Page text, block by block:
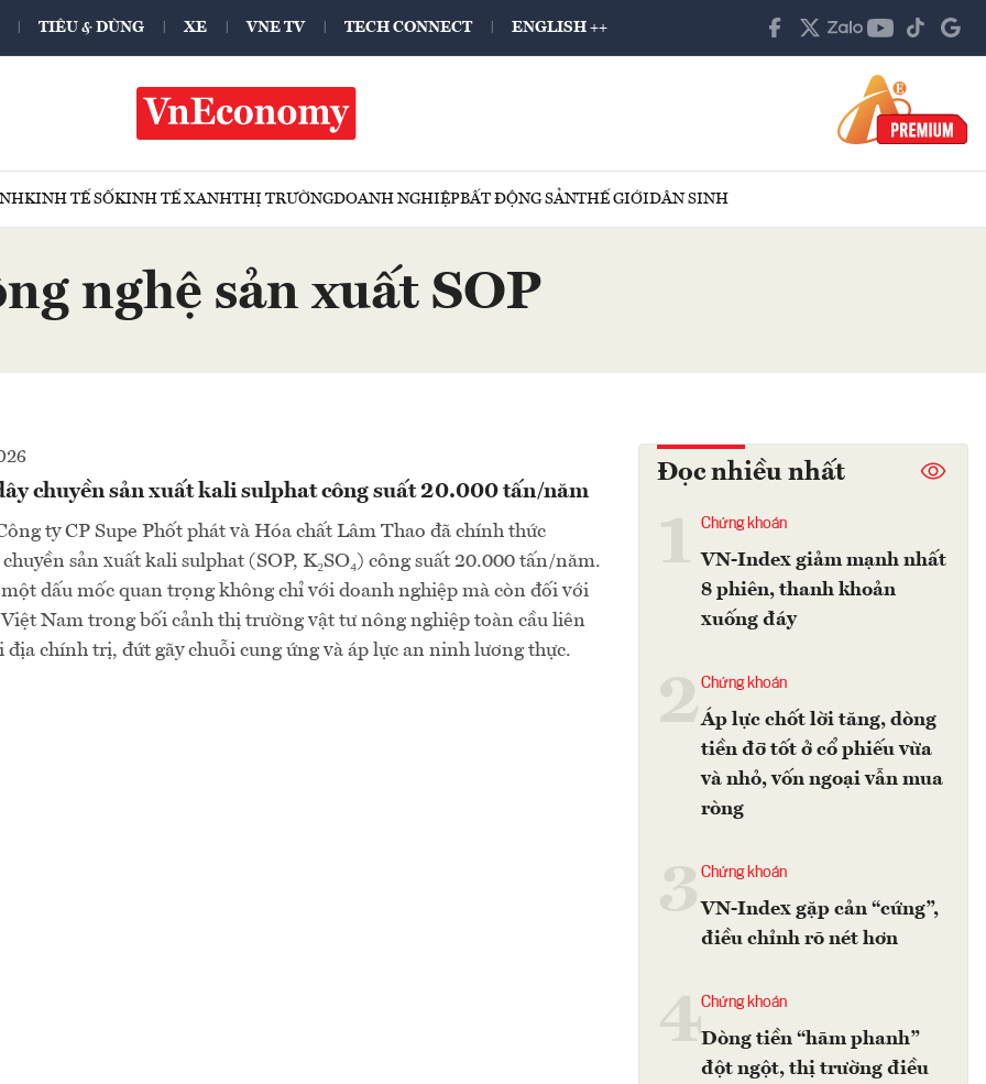
TIÊU & DÙNG XE VNE TV TECH CONNECT ENGLISH ++
KINH TẾ SỐKINH TẾ XANHTHỊ TRƯỜNGDOANH NGHIỆPBẤT ĐỘNG SẢNTHẾ GIỚIDÂN SINH
nghệ sản xuất SOP
chuyền sản xuất kali sulphat công suất 20.000 tấn/năm
ty CP Supe Phốt phát và Hóa chất Lâm Thao đã chính thức
sản xuất kali sulphat (SOP, K₂SO₄) công suất 20.000 tấn/năm.
dấu mốc quan trọng không chỉ với doanh nghiệp mà còn đối với
Nam trong bối cảnh thị trường vật tư nông nghiệp toàn cầu liên
địa chính trị, đứt gãy chuỗi cung ứng và áp lực an ninh lương thực.
Đọc nhiều nhất
Chứng khoán
VN-Index giảm mạnh nhất
8 phiên, thanh khoản
xuống đáy
2Chứng khoán
Áp lực chốt lời tăng, dòng
tiền đỡ tốt ở cổ phiếu vừa
và nhỏ, vốn ngoại vẫn mua
ròng
Chứng khoán
VN-Index gặp cản “cứng”,
điều chỉnh rõ nét hơn
4Chứng khoán
Dòng tiền “hãm phanh”
đột ngột, thị trường điều